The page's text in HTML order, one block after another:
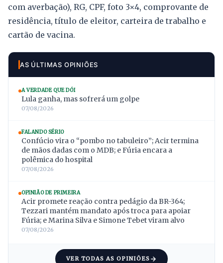
com averbação), RG, CPF, foto 3×4, comprovante de
residência, título de eleitor, carteira de trabalho e
cartão de vacina.
AS ÚLTIMAS OPINIÕES
A VERDADE QUE DÓI
Lula ganha, mas sofrerá um golpe
07/08/2026
FALANDO SÉRIO
Confúcio vira o “pombo no tabuleiro”; Acir termina
de mãos dadas com o MDB; e Fúria encara a
polêmica do hospital
07/08/2026
OPINIÃO DE PRIMEIRA
Acir promete reação contra pedágio da BR-364;
Tezzari mantém mandato após troca para apoiar
Fúria; e Marina Silva e Simone Tebet viram alvo
07/08/2026
VER TODAS AS OPINIÕES